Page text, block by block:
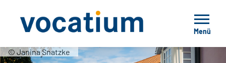
Menü
© Janina Snatzke